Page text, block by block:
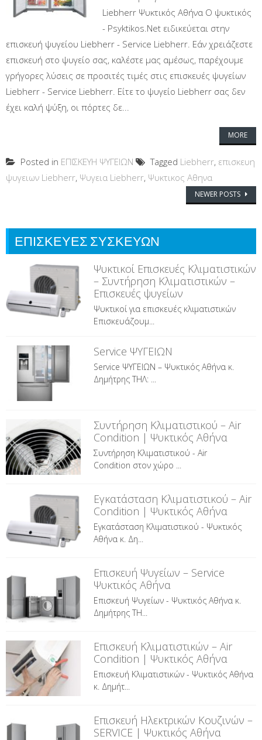
Liebherr Ψυκτικός Αθήνα Ο ψυκτικός
- Psyktikos.Net ειδικεύεται στην
επισκευή ψυγείου Liebherr - Service Liebherr. Εάν χρειάζεστε
επισκευή στο ψυγείο σας, καλέστε μας αμέσως, παρέχουμε
γρήγορες λύσεις σε προσιτές τιμές στις επισκευές ψυγείων
Liebherr - Service Liebherr. Είτε το ψυγείο Liebherr σας δεν
έχει καλή ψύξη, οι πόρτες δε...
MORE
Posted in ΕΠΙΣΚΕΥΗ ΨΥΓΕΙΩΝ Tagged Liebherr, επισκευη
ψυγειων Liebherr, Ψυγεια Liebherr, Ψυκτικος Αθηνα
NEWER POSTS
ΕΠΙΣΚΕΥΕΣ ΣΥΣΚΕΥΩΝ
Ψυκτικοί Επισκευές Κλιματιστικών
– Συντήρηση Κλιματιστικών –
Επισκευές ψυγείων
Ψυκτικοί για επισκευές κλιματιστικών
Επισκευάζουμ...
Service ΨΥΓΕΙΩΝ
Service ΨΥΓΕΙΩΝ – Ψυκτικός Αθήνα κ.
Δημήτρης ΤΗΛ: ...
Συντήρηση Κλιματιστικού – Air
Condition | Ψυκτικός Αθήνα
Συντήρηση Κλιματιστικού - Air
Condition στον χώρο ...
Εγκατάσταση Κλιματιστικού – Air
Condition | Ψυκτικός Αθήνα
Εγκατάσταση Κλιματιστικού - Ψυκτικός
Αθήνα κ. Δη...
Επισκευή Ψυγείων – Service
Ψυκτικός Αθήνα
Επισκευή Ψυγείων - Ψυκτικός Αθήνα κ.
Δημήτρης ΤΗ...
Επισκευή Κλιματιστικών – Air
Condition | Ψυκτικός Αθήνα
Επισκευή Κλιματιστικών - Ψυκτικός Αθήνα
κ. Δημήτ...
Επισκευή Ηλεκτρικών Κουζινών –
SERVICE | Ψυκτικός Αθήνα